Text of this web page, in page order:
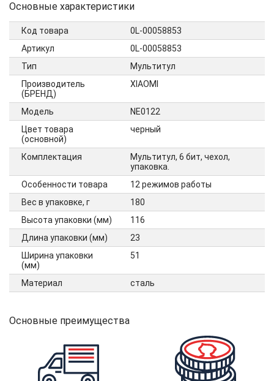
Основные характеристики
Код товара
0L-00058853
Артикул
0L-00058853
Тип
Мультитул
Производитель
(БРЕНД)
XIAOMI
Модель
NE0122
Цвет товара
(основной)
черный
Комплектация
Мультитул, 6 бит, чехол,
упаковка.
Особенности товара
12 режимов работы
Вес в упаковке, г
180
Высота упаковки (мм)
116
Длина упаковки (мм)
23
Ширина упаковки
(мм)
51
Материал сталь
Основные преимущества